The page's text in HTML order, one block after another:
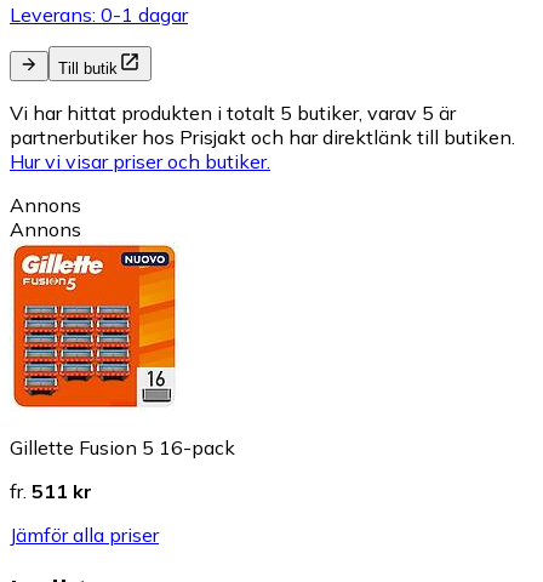
Leverans: 0-1 dagar
Till butik
Vi har hittat produkten i totalt 5 butiker, varav 5 är
partnerbutiker hos Prisjakt och har direktlänk till butiken.
Hur vi visar priser och butiker.
Annons
Annons
Gillette Fusion 5 16-pack
fr. 511 kr
Jämför alla priser